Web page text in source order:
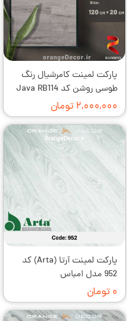
پارکت لمینت کامرشیال رنگ
طوسی روشن کد Java RB114
۲,۰۰۰,۰۰۰ تومان
پارکت لمینت آرتا (Arta) کد
952 مدل امباس
۰ تومان